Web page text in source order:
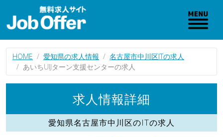
HOME 愛知県の求人情報
名古屋市中川区ITの求人
あいちUIJターン支援センターの求人
求人情報詳細
愛知県名古屋市中川区のITの求人